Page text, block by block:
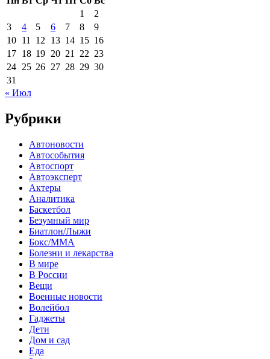
1
2
3
4 5 6 7 8
9
10 11 12 13 14 15 16
17 18 19 20 21 22 23
24 25 26 27 28 29 30
31
« Июл
Рубрики
Автоновости
Автособытия
Автоспорт
Автоэксперт
Актеры
Аналитика
Баскетбол
Безумный мир
Биатлон/Лыжи
Бокс/MMA
Болезни и лекарства
В мире
В России
Вещи
Военные новости
Волейбол
Гаджеты
Дети
Дом и сад
Еда